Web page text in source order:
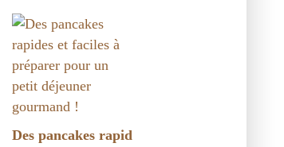
Des pancakes rapid